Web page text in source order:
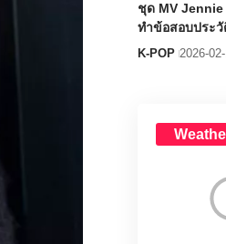
ชุด MV
ทำข้อสอบประ
K-POP 2026-